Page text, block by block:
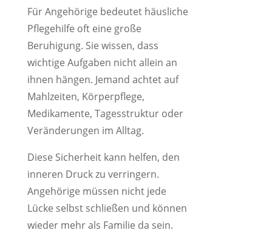
Für Angehörige bedeutet häusliche
Pflegehilfe oft eine große
Beruhigung. Sie wissen, dass
wichtige Aufgaben nicht allein an
ihnen hängen. Jemand achtet auf
Mahlzeiten, Körperpflege,
Medikamente, Tagesstruktur oder
Veränderungen im Alltag.
Diese Sicherheit kann helfen, den
inneren Druck zu verringern.
Angehörige müssen nicht jede
Lücke selbst schließen und können
wieder mehr als Familie da sein.